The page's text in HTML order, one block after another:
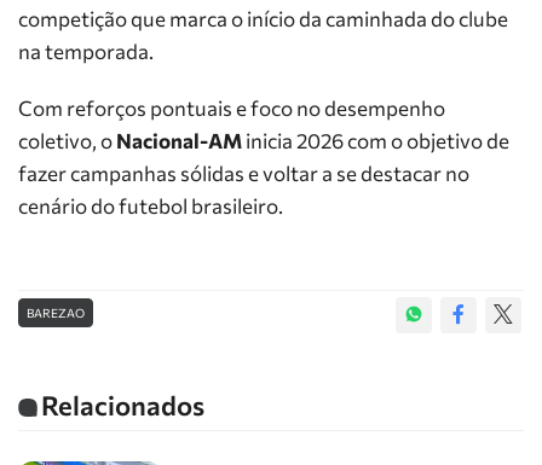
competição que marca o início da caminhada do clube
na temporada.
Com reforços pontuais e foco no desempenho
coletivo, oNacional-AMinicia 2026 com o objetivo de
fazer campanhas sólidas e voltar a se destacar no
cenário do futebol brasileiro.
BAREZAO
Relacionados